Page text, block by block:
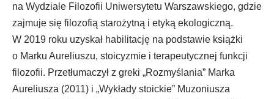
na Wydziale Filozofii Uniwersytetu Warszawskiego, gdzie
zajmuje się filozofią starożytną i etyką ekologiczną.
W 2019 roku uzyskał habilitację na podstawie książki
o Marku Aureliuszu, stoicyzmie i terapeutycznej funkcji
filozofii. Przetłumaczył z greki „Rozmyślania” Marka
Aureliusza (2011) i „Wykłady stoickie” Muzoniusza